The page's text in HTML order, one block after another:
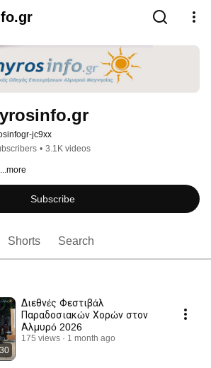
jc9xx
• 3.1K videos
...more
Subscribe
Shorts Search
Διεθνές Φεστιβάλ
Παραδοσιακών Χορών στον
Αλμυρό 2026
175 views 1 month ago